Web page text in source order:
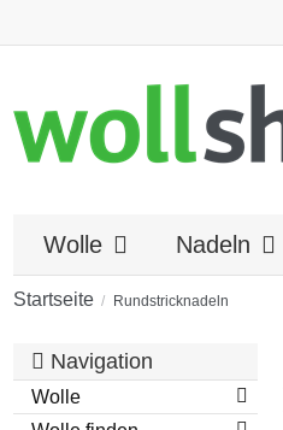
Wolle Nadeln
Startseite Rundstricknadeln
Navigation
Wolle